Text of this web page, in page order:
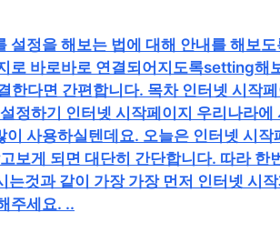
설정을 해보는 법에 대해 안내를 해보
로 바로바로 연결되어지도록setting해
한다면 간편합니다. 목차 인터넷 시작
정하기 인터넷 시작페이지 우리나라에
사용하실텐데요. 오늘은 인터넷 시작
보게 되면 대단히 간단합니다. 따라 한
것과 같이 가장 가장 먼저 인터넷 시작
주세요. ..